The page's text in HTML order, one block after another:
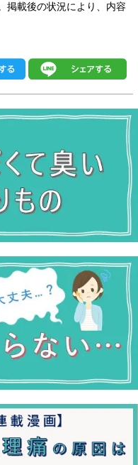
掲載後の状況により、内容